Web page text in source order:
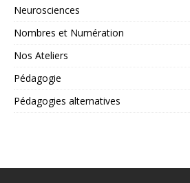
Neurosciences
Nombres et Numération
Nos Ateliers
Pédagogie
Pédagogies alternatives